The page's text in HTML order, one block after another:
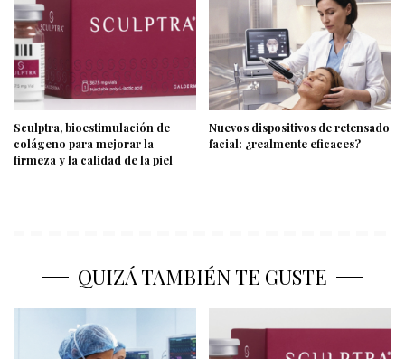
Sculptra, bioestimulación de
colágeno para mejorar la
firmeza y la calidad de la piel
Nuevos dispositivos de retensado
facial: ¿realmente eficaces?
QUIZÁ TAMBIÉN TE GUSTE